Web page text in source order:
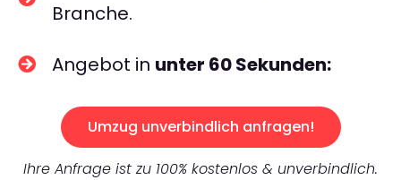
Branche.
Angebot in unter 60 Sekunden:
Umzug unverbindlich anfragen!
Ihre Anfrage ist zu 100% kostenlos & unverbindlich.